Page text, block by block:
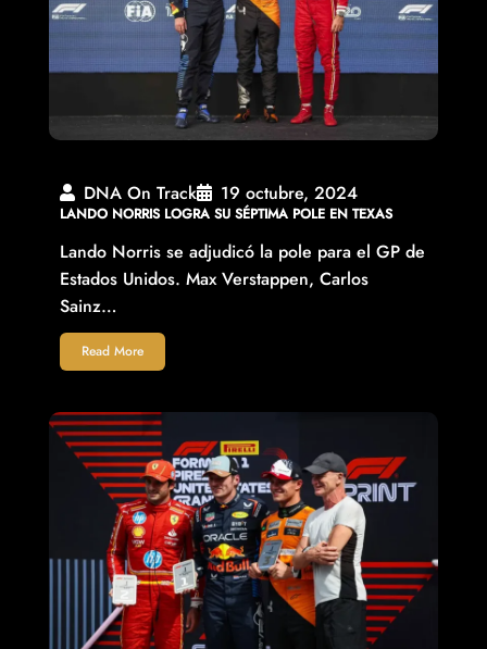
DNA On Track 19 octubre, 2024
LANDO NORRIS LOGRA SU SÉPTIMA POLE EN TEXAS
Lando Norris se adjudicó la pole para el GP de
Estados Unidos. Max Verstappen, Carlos
Sainz…
Read More